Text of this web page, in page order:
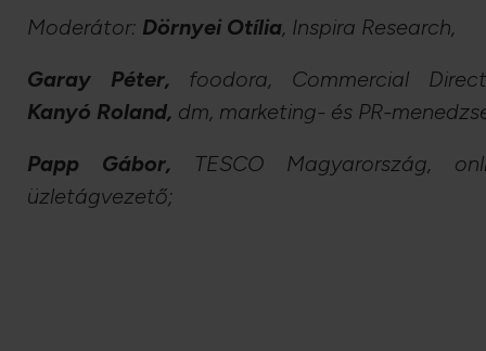
Moderátor: Dörnyei Otília, Inspira Research,
Garay Péter, foodora, Commercial
Kanyó Roland, dm, marketing- és PR-
Papp Gábor, TESCO Magyarország,
üzletágvezető;